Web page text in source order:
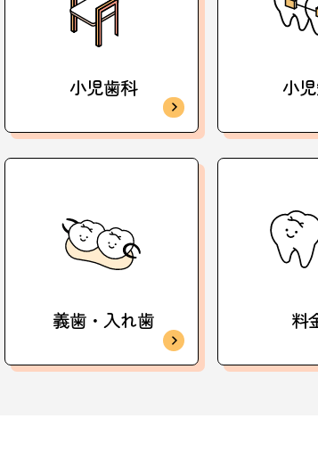
小児歯科 小
義歯・入れ歯 料